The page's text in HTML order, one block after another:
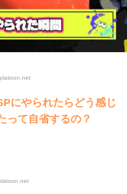
にやられたらどう感じ
って自省するの？